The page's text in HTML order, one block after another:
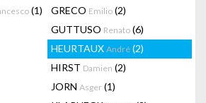
(1) GRECO Emilio (2)
GUTTUSO Renato (6)
HEURTAUX André (2)
HIRST Damien (2)
JORN Asger (1)